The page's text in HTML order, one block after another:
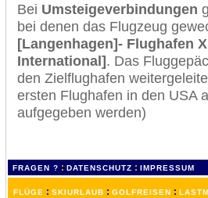
Bei Umsteigeverbindungen
bei denen das Flugzeug
[Langenhagen]- Flughafen
International]. Das
den Zielflughafen
ersten Flughafen in den USA
aufgegeben werden)
FRAGEN ? : DATENSCHUTZ : IMPRESSUM
FLÜGE : SKIURLAUB : GOLFREISEN :